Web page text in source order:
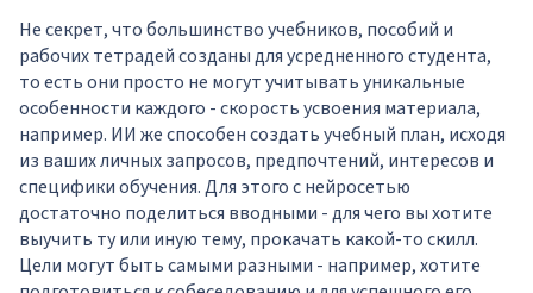
Не секрет, что большинство учебников, пособий и
рабочих тетрадей созданы для усредненного студента,
то есть они просто не могут учитывать уникальные
особенности каждого - скорость усвоения материала,
например. ИИ же способен создать учебный план, исходя
из ваших личных запросов, предпочтений, интересов и
специфики обучения. Для этого с нейросетью
достаточно поделиться вводными - для чего вы хотите
выучить ту или иную тему, прокачать какой-то скилл.
Цели могут быть самыми разными - например, хотите